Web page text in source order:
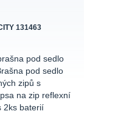
131463
pod sedlo
pod sedlo
zipů s
na zip reflexní
2ks baterií